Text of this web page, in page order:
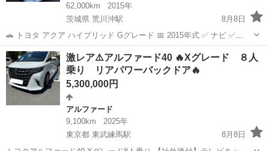
62,000km
2015年
茨城県 荒川沖駅
8月8日
🚗 トヨタ アクア ハイブリッド Gグレード 📅 2015年式 ✅ ナビ ✅
Bluetooth ✅ ETC ✅ スマートキー ✅ 本革シート ✅ シートヒーター ✅
車内空気清浄機 装備充実のGグレードです✨
茨城 つくば市 荒川沖駅 ハイブリッド
激レア⚠️アルファード40 🔥Xグレード ８人
乗り リアパワーバックドア🔥
5,300,000円
アルファード
9,100km
2025年
東京都 東武練馬駅
8月8日